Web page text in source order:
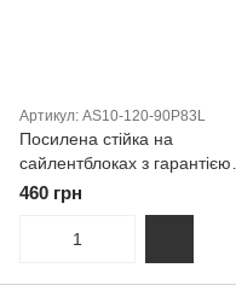
Артикул: AS10-120-90P83L
Посилена стійка на
сайлентблоках з гарантією
BYD F 6, G6 2012 задня
460 грн